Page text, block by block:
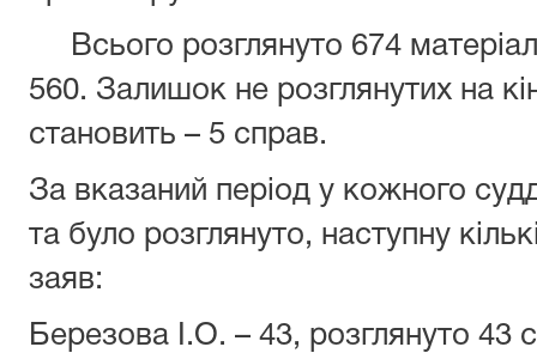
Всього розглянуто 674
560. Залишок не розглянутих на
становить – 5 справ.
За вказаний період у кожного
та було розглянуто, наступну
заяв:
Березова І.О. – 43, розглянуто 43